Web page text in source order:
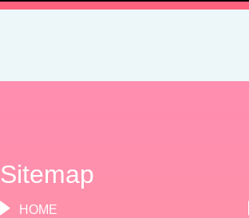
Sitemap
HOME